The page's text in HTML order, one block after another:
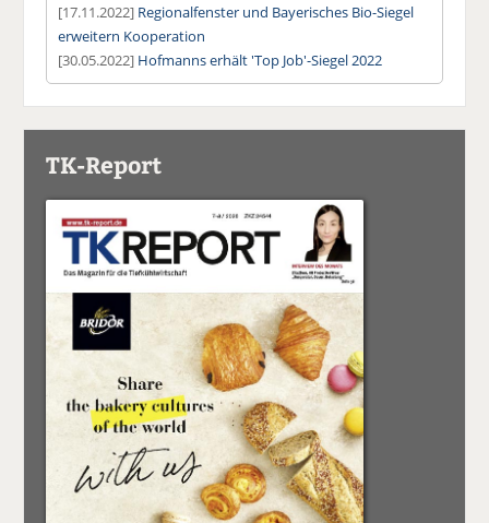
[17.11.2022] Regionalfenster und Bayerisches Bio-Siegel
erweitern Kooperation
[30.05.2022] Hofmanns erhält 'Top Job'-Siegel 2022
TK-Report